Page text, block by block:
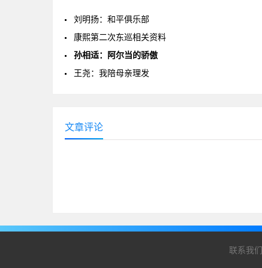
刘明扬：和平俱乐部
康熙第二次东巡相关资料
孙相适：阿尔当的骄傲
王尧：我陪母亲理发
文章评论
联系我们